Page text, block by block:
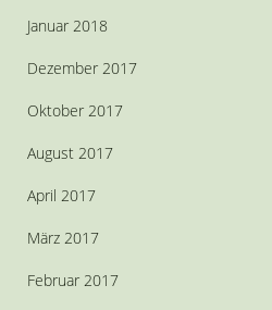
Januar 2018
Dezember 2017
Oktober 2017
August 2017
April 2017
März 2017
Februar 2017